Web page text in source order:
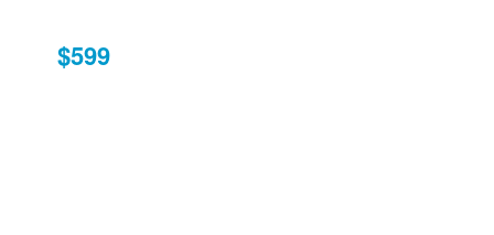
$599